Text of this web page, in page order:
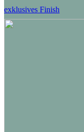
exklusives Finish